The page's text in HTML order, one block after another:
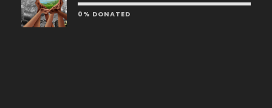
0% DONATED